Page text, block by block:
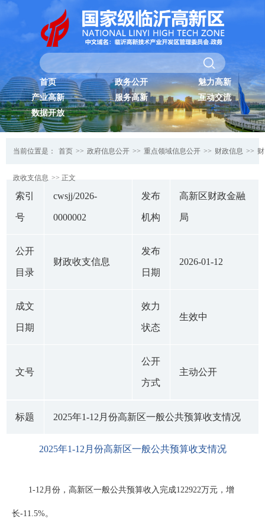
首页 政务公开
魅力高新
产业高新
服务高新
互动交流
数据开放
当前位置是： 首页 >> 政府信息公开 >> 重点领域信息公开 >> 财政信息 >> 财
政收支信息 >> 正文
索引
号
cwsjj/2026-
0000002
发布
机构
高新区财政金融
局
公开
目录
财政收支信息
发布
日期
2026-01-12
成文
日期
效力
状态
生效中
文号
公开
方式
主动公开
标题 2025年1-12月份高新区一般公共预算收支情况
2025年1-12月份高新区一般公共预算收支情况
1-12月份，高新区一般公共预算收入完成122922万元，增
长-11.5%。